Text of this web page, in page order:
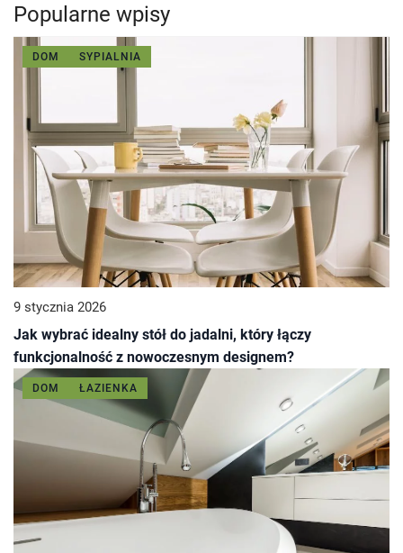
Popularne wpisy
DOM SYPIALNIA
9 stycznia 2026
Jak wybrać idealny stół do jadalni, który łączy
funkcjonalność z nowoczesnym designem?
DOM ŁAZIENKA